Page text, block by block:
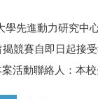
學先進動力研究中
競賽自即日起接
聯絡人：本校先